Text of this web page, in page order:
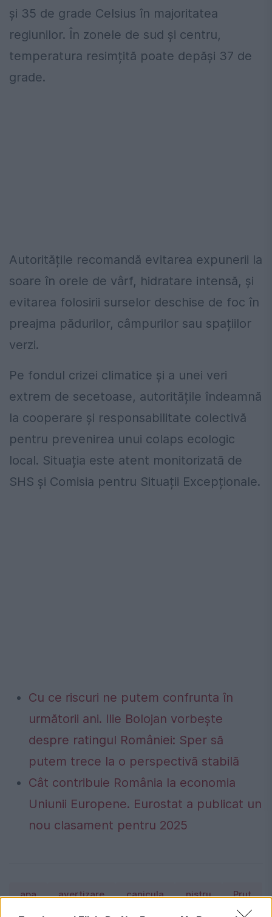
și 35 de grade Celsius în majoritatea
regiunilor. În zonele de sud și centru,
temperatura resimțită poate depăși 37 de
grade.
Autoritățile recomandă evitarea expunerii la
soare în orele de vârf, hidratare intensă, și
evitarea folosirii surselor deschise de foc în
preajma pădurilor, câmpurilor sau spațiilor
verzi.
Pe fondul crizei climatice și a unei veri
extrem de secetoase, autoritățile îndeamnă
la cooperare și responsabilitate colectivă
pentru prevenirea unui colaps ecologic
local. Situația este atent monitorizată de
SHS și Comisia pentru Situații Excepționale.
Cu ce riscuri ne putem confrunta în
următorii ani. Ilie Bolojan vorbește
despre ratingul României: Sper să
putem trece la o perspectivă stabilă
Cât contribuie România la economia
Uniunii Europene. Eurostat a publicat un
nou clasament pentru 2025
apa avertizare canicula nistru Prut